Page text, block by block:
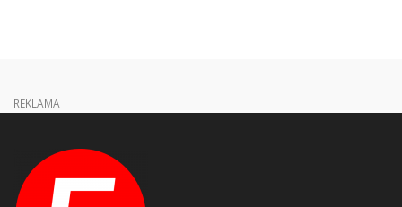
REKLAMA